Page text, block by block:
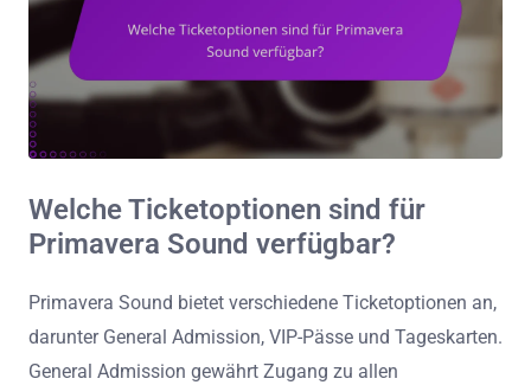
Welche Ticketoptionen sind für
Primavera Sound verfügbar?
Primavera Sound bietet verschiedene Ticketoptionen an,
darunter General Admission, VIP-Pässe und Tageskarten.
General Admission gewährt Zugang zu allen